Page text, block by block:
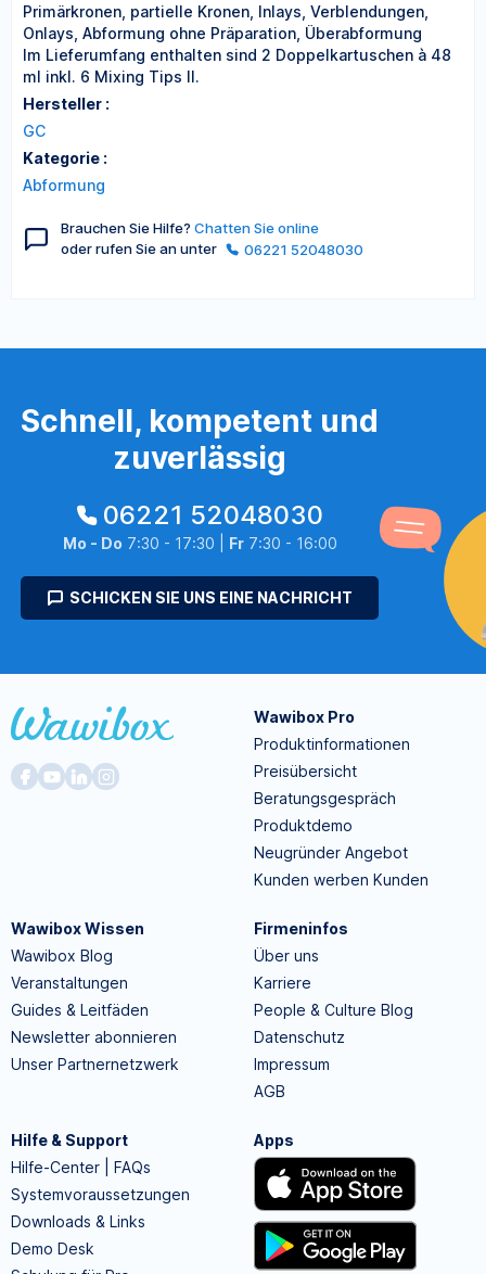
Primärkronen, partielle Kronen, Inlays, Verblendungen,
Onlays, Abformung ohne Präparation, Überabformung
Im Lieferumfang enthalten sind 2 Doppelkartuschen à 48
ml inkl. 6 Mixing Tips II.
Hersteller :
GC
Kategorie :
Abformung
Brauchen Sie Hilfe? Chatten Sie online
oder rufen Sie an unter
06221 52048030
Schnell, kompetent und
zuverlässig
06221 52048030
Mo - Do 7:30 - 17:30 | Fr7:30 - 16:00
SCHICKEN SIE UNS EINE NACHRICHT
Wawibox Pro
Produktinformationen
Preisübersicht
Beratungsgespräch
Produktdemo
Neugründer Angebot
Kunden werben Kunden
Wawibox Wissen
Wawibox Blog
Veranstaltungen
Guides & Leitfäden
Newsletter abonnieren
Unser Partnernetzwerk
Firmeninfos
Über uns
Karriere
People & Culture Blog
Datenschutz
Impressum
AGB
Hilfe & Support
Hilfe-Center | FAQs
Systemvoraussetzungen
Downloads & Links
Demo Desk
Apps